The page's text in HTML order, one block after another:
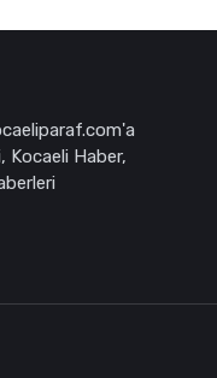
Kocaeli Haber,